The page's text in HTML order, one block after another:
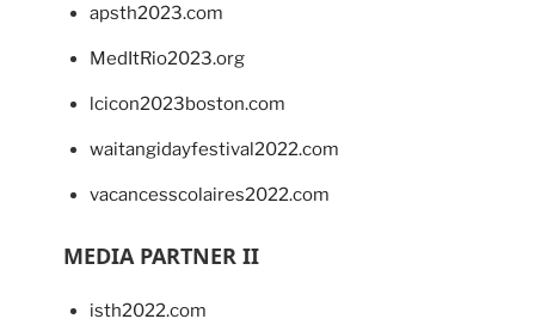
apsth2023.com
MedItRio2023.org
lcicon2023boston.com
waitangidayfestival2022.com
vacancesscolaires2022.com
MEDIA PARTNER II
isth2022.com